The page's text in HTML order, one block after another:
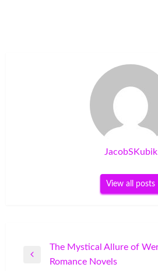
JacobSKubik
View all posts
navigation
Previous
The Mystical Allure of
Romance Novels